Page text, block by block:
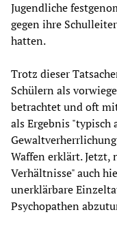
Jugendliche
gegen ihre
hatten.
Trotz dieser
Schülern als
betrachtet und oft
als Ergebnis "typisch
Waffen erklärt. Jetzt,
Verhältnisse" auch
unerklärbare
Psychopathen